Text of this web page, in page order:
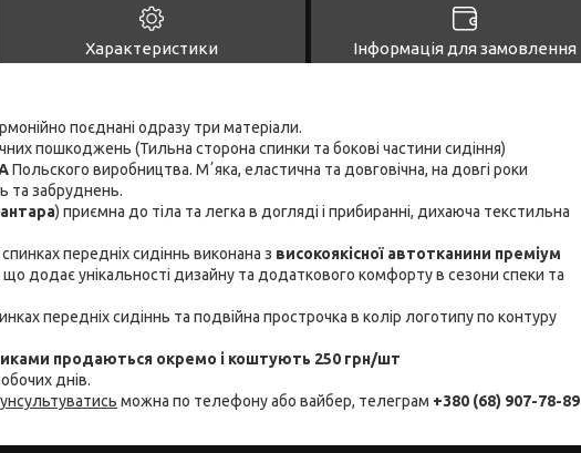
Характеристики Інформація для замовлення
поєднані одразу три матеріали.
пошкоджень (Тильна сторона спинки та бокові частини сидіння)
Польского виробництва. Мʼяка, еластична та довговічна, на довгі роки
та забруднень.
) приємна до тіла та легка в догляді і прибиранні, дихаюча текстильна
передніх сидіннь виконана з високоякісної автотканини преміум
що додає унікальності дизайну та додаткового комфорту в сезони спеки та
передніх сидіннь та подвійна прострочка в колір логотипу по контуру
продаються окремо і коштують 250 грн/шт
днів.
можна по телефону або вайбер, телеграм +380 (68) 907-78-89